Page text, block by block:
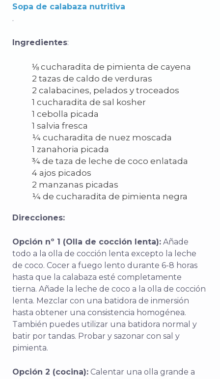
Sopa de calabaza nutritiva
.
Ingredientes:
⅛ cucharadita de pimienta de cayena
2 tazas de caldo de verduras
2 calabacines, pelados y troceados
1 cucharadita de sal kosher
1 cebolla picada
1 salvia fresca
¼ cucharadita de nuez moscada
1 zanahoria picada
¾ de taza de leche de coco enlatada
4 ajos picados
2 manzanas picadas
¼ de cucharadita de pimienta negra
Direcciones:
Opción nº 1 (Olla de cocción lenta): Añade
todo a la olla de cocción lenta excepto la leche
de coco. Cocer a fuego lento durante 6-8 horas
hasta que la calabaza esté completamente
tierna. Añade la leche de coco a la olla de cocción
lenta. Mezclar con una batidora de inmersión
hasta obtener una consistencia homogénea.
También puedes utilizar una batidora normal y
batir por tandas. Probar y sazonar con sal y
pimienta.
Opción 2 (cocina): Calentar una olla grande a